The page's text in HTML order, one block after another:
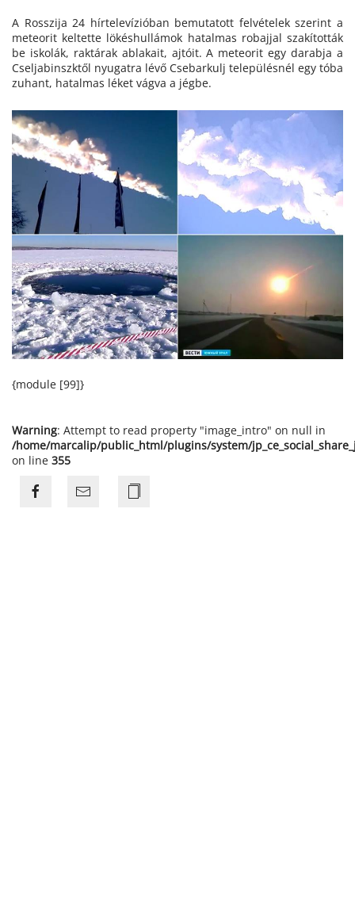
A Rosszija 24 hírtelevízióban bemutatott felvételek szerint a
meteorit keltette lökéshullámok hatalmas robajjal szakították
be iskolák, raktárak ablakait, ajtóit. A meteorit egy darabja a
Cseljabinszktől nyugatra lévő Csebarkulj településnél egy tóba
zuhant, hatalmas léket vágva a jégbe.
{module [99]}
Warning: Attempt to read property "image_intro" on null in
/home/marcalip/public_html/plugins/system/
on line 355